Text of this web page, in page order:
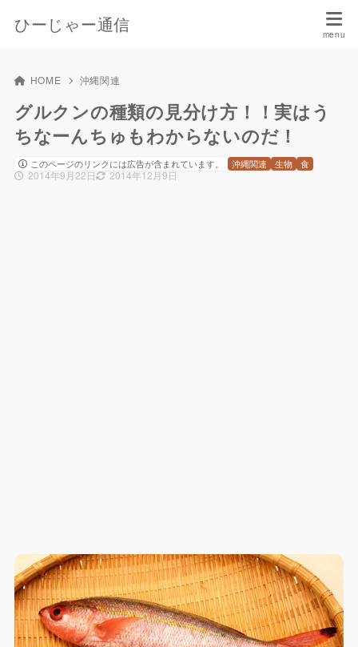
ひーじゃー通信
HOME 沖縄関連
グルクンの種類の見分け方！！実はう
ちなーんちゅもわからないのだ！
このページのリンクには広告が含まれています。
2014年9月22日 2014年12月9日
沖縄関連 生物 食